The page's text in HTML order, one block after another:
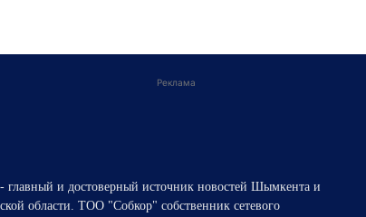
Реклама
главный и достоверный источник новостей Шымкента и
области. ТОО "Собкор" собственник сетевого